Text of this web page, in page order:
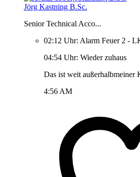
Jörg Kastning B.Sc.
Senior Technical Acco...
02:12 Uhr: Alarm Feuer 2 -
04:54 Uhr: Wieder zuhaus
Das ist weit außerhalbmeiner
4:56 AM